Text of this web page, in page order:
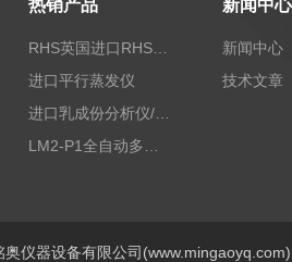
热销产品
RHS英国进口RHS植物标准比色卡
进口平行蒸发仪
进口乳成份分析仪/乳品分析仪
新闻中心
新闻中心
技术文章
仪器设备有限公司